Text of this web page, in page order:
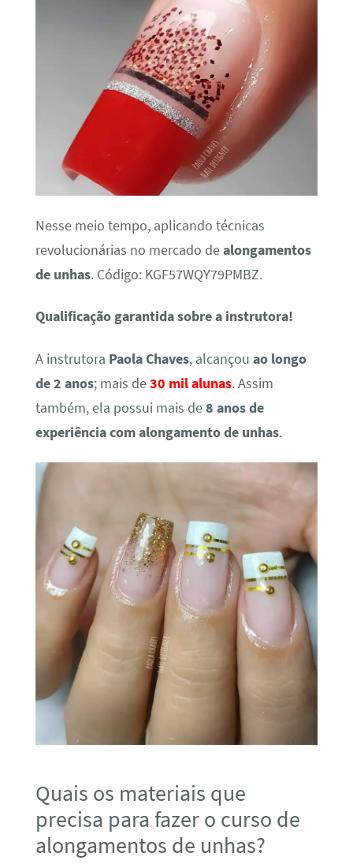
Nesse meio tempo, aplicando técnicas
revolucionárias no mercado dealongamentos
de unhas. Código: KGF57WQY79PMBZ.
Qualificação garantida sobre a instrutora!
A instrutora Paola Chaves, alcançou ao longo
de 2 anos; mais de30 mil alunas. Assim
também, ela possui mais de8 anos de
experiência com alongamento de unhas.
Quais os materiais que
precisa para fazer o curso de
alongamentos de unhas?